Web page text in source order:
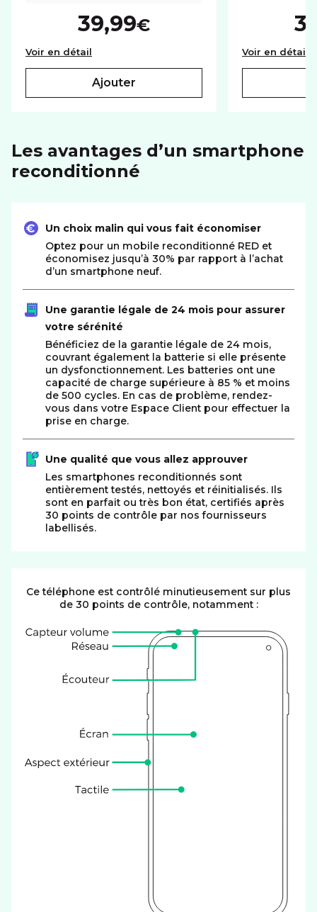
39,99€
Voir en détail Coque transparente magnétique pour
ajouter
Voir en détail
Les avantages d’un smartphone
reconditionné
Un choix malin qui vous fait économiser
Optez pour un mobile reconditionné RED et
économisez jusqu’à 30% par rapport à l’achat
d’un smartphone neuf.
Une garantie légale de 24 mois pour assurer
votre sérénité
Bénéficiez de la garantie légale de 24 mois,
couvrant également la batterie si elle présente
un dysfonctionnement. Les batteries ont une
capacité de charge supérieure à 85 % et moins
de 500 cycles. En cas de problème, rendez-
vous dans votre Espace Client pour effectuer la
prise en charge.
Une qualité que vous allez approuver
Les smartphones reconditionnés sont
entièrement testés, nettoyés et réinitialisés. Ils
sont en parfait ou très bon état, certifiés après
30 points de contrôle par nos fournisseurs
labellisés.
Ce téléphone est contrôlé minutieusement sur plus
de 30 points de contrôle, notamment :